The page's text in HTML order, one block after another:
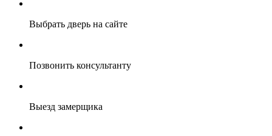
Выбрать дверь на сайте
Позвонить консультанту
Выезд замерщика